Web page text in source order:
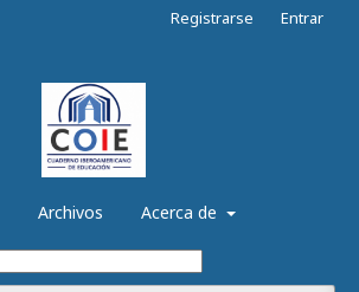
Archivos Acerca de
Registrarse Entrar